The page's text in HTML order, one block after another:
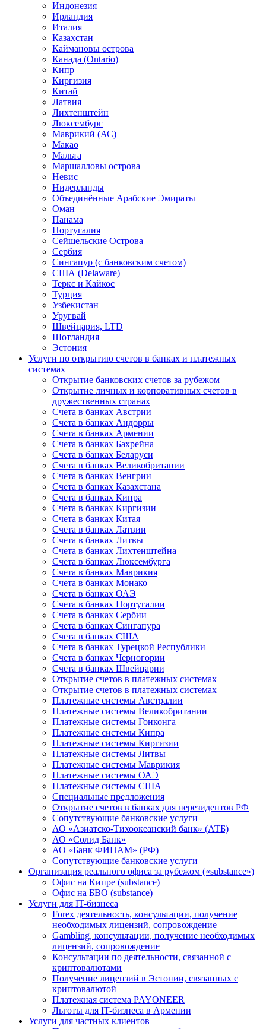
Индонезия
Ирландия
Италия
Казахстан
Каймановы острова
Канада (Ontario)
Кипр
Киргизия
Китай
Латвия
Лихтенштейн
Люксембург
Маврикий (АС)
Макао
Мальта
Маршалловы острова
Нeвис
Нидерланды
Объединённые Арабские Эмираты
Оман
Панама
Португалия
Сейшельские Острова
Сербия
Сингапур (c банковским счетом)
США (Delaware)
Теркс и Кайкос
Турция
Узбекистан
Уругвай
Швейцария, LTD
Шотландия
Эстония
Услуги по открытию счетов в банках и платежных
системах
Открытие банковских счетов за рубежом
Открытие личных и корпоративных счетов в
дружественных странах
Счета в банках Австрии
Счета в банках Андорры
Счета в банках Армении
Счета в банках Бахрейна
Счета в банках Беларуси
Счета в банках Великобритании
Счета в банках Венгрии
Счета в банках Казахстана
Счета в банках Кипра
Счета в банках Киргизии
Счета в банках Китая
Счета в банках Латвии
Счета в банках Литвы
Счета в банках Лихтенштейна
Счета в банках Люксембурга
Счета в банках Маврикия
Счета в банках Монако
Счета в банках ОАЭ
Счета в банках Португалии
Счета в банках Сербии
Счета в банках Сингапура
Счета в банках США
Счета в банках Турецкой Республики
Счета в банках Черногории
Счета в банках Швейцарии
Открытие счетов в платежных системах
Открытие счетов в платежных системах
Платежные системы Австралии
Платежные системы Великобритании
Платежные системы Гонконга
Платежные системы Кипра
Платежные системы Киргизии
Платежные системы Литвы
Платежные системы Маврикия
Платежные системы ОАЭ
Платежные системы США
Специальные предложения
Открытие счетов в банках для нерезидентов РФ
Сопутствующие банковские услуги
АО «Азиатско-Тихоокеанский банк» (АТБ)
АО «Солид Банк»
АО «Банк ФИНАМ» (РФ)
Сопутствующие банковские услуги
Организация реального офиса за рубежом («substance»)
Офис на Кипре (substance)
Офис на БВО (substance)
Услуги для IT-бизнеса
Forex деятельность, консультации, получение
необходимых лицензий, сопровождение
Gambling, консультации, получение необходимых
лицензий, сопровождение
Консультации по деятельности, связанной с
криптовалютами
Получение лицензий в Эстонии, связанных с
криптовалютой
Платежная система PAYONEER
Льготы для IT-бизнеса в Армении
Услуги для частных клиентов